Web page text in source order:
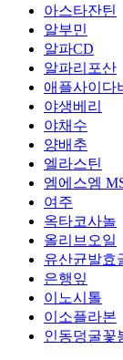
아스타잔틴
알부민
알파CD
알파리포산
애플사이다
야생베리
야채수
양배추
엘라스틴
엠에스엠
여주
옥타코사놀
올리브오일
유산균발효
은행잎
이노시톨
이소플라본
인동덩굴꽃